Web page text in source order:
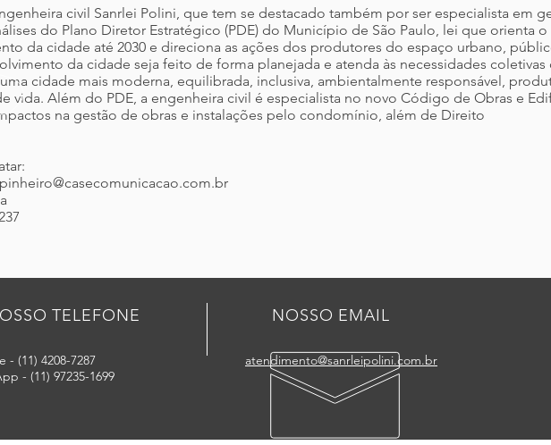
civil Sanrlei Polini, que tem se destacado também por ser especialista em
do Plano Diretor Estratégico (PDE) do Município de São Paulo, lei que orienta o
da cidade até 2030 e direciona as ações dos produtores do espaço urbano,
da cidade seja feito de forma planejada e atenda às necessidades coletivas
cidade mais moderna, equilibrada, inclusiva, ambientalmente responsável,
vida. Além do PDE, a engenheira civil é especialista no novo Código de Obras e
na gestão de obras e instalações pelo condomínio, além de Direito
TELEFONE
- (11) 4208-7287
- (11) 97235-1699
NOSSO EMAIL
atendimento@sanrleipolini.com.br